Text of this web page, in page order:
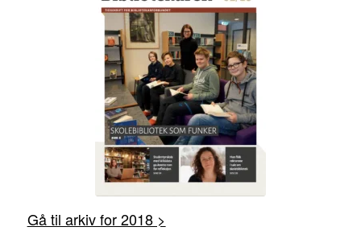
Gå til arkiv for 2018 >